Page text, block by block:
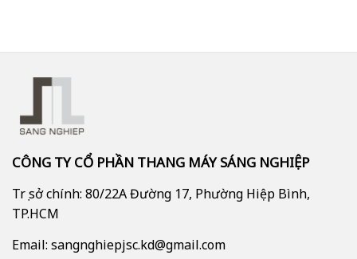
CÔNG TY CỔ PHẦN THANG MÁY SÁNG NGHIỆP
Trụ sở chính: 80/22A Đường 17, Phường Hiệp Bình,
TP.HCM
Email: sangnghiepjsc.kd@gmail.com